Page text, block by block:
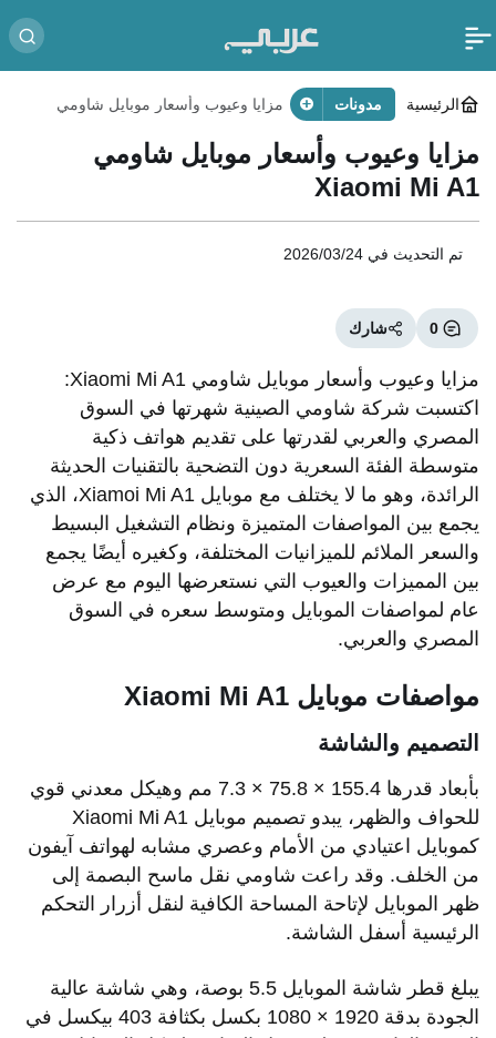
الرئيسية مدونات
مزايا وعيوب وأسعار موبايل شاومي
مزايا وعيوب وأسعار موبايل شاومي
Xiaomi Mi A1
تم التحديث في 2026/03/24
0 شارك
مزايا وعيوب وأسعار موبايل شاومي Xiaomi Mi A1:
اكتسبت شركة شاومي الصينية شهرتها في السوق
المصري والعربي لقدرتها على تقديم هواتف ذكية
متوسطة الفئة السعرية دون التضحية بالتقنيات الحديثة
الرائدة، وهو ما لا يختلف مع موبايل Xiamoi Mi A1، الذي
يجمع بين المواصفات المتميزة ونظام التشغيل البسيط
والسعر الملائم للميزانيات المختلفة، وكغيره أيضًا يجمع
بين المميزات والعيوب التي نستعرضها اليوم مع عرض
عام لمواصفات الموبايل ومتوسط سعره في السوق
المصري والعربي.
مواصفات موبايل Xiaomi Mi A1
التصميم والشاشة
بأبعاد قدرها 155.4 × 75.8 × 7.3 مم وهيكل معدني قوي
للحواف والظهر، يبدو تصميم موبايل Xiaomi Mi A1
كموبايل اعتيادي من الأمام وعصري مشابه لهواتف آيفون
من الخلف. وقد راعت شاومي نقل ماسح البصمة إلى
ظهر الموبايل لإتاحة المساحة الكافية لنقل أزرار التحكم
الرئيسية أسفل الشاشة.
يبلغ قطر شاشة الموبايل 5.5 بوصة، وهي شاشة عالية
الجودة بدقة 1920 × 1080 بكسل بكثافة 403 بيكسل في